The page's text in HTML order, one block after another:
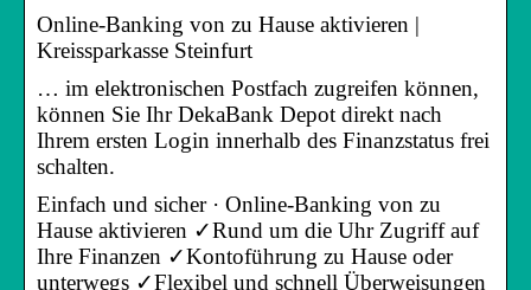
Online-Banking von zu Hause aktivieren |
Kreissparkasse Steinfurt
… im elektronischen Postfach zugreifen können,
können Sie Ihr DekaBank Depot direkt nach
Ihrem ersten Login innerhalb des Finanzstatus frei
schalten.
Einfach und sicher · Online-Banking von zu
Hause aktivieren ✓Rund um die Uhr Zugriff auf
Ihre Finanzen ✓Kontoführung zu Hause oder
unterwegs ✓Flexibel und schnell Überweisungen